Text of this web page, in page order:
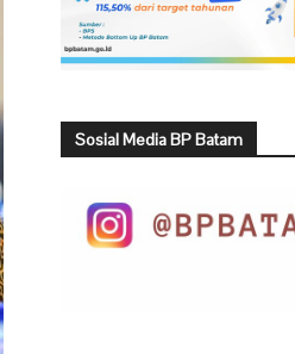
Sosial Media BP Batam